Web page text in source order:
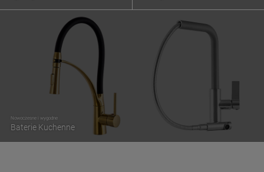
Nowoczesne i wygodne
Baterie Kuchenne